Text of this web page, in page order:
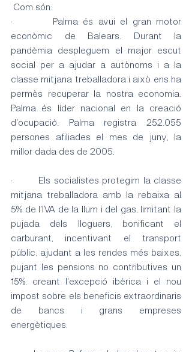
Com són:
·        Palma és avui el gran motor
econòmic de Balears. Durant la
pandèmia despleguem el major escut
social per a ajudar a autònoms i a la
classe mitjana treballadora i això ens ha
permès recuperar la nostra economia.
Palma és líder nacional en la creació
d'ocupació. Palma registra 252.055
persones afiliades el mes de juny, la
millor dada des de 2005.
·        Els socialistes protegim la classe
mitjana treballadora amb la rebaixa al
5% de l'IVA de la llum i del gas, limitant la
pujada dels lloguers, bonificant el
carburant, incentivant el transport
públic, ajudant a les rendes més baixes,
pujant les pensions no contributives un
15%, creant l'excepció ibèrica i el nou
impost sobre els beneficis extraordinaris
de bancs i grans empreses
energètiques.